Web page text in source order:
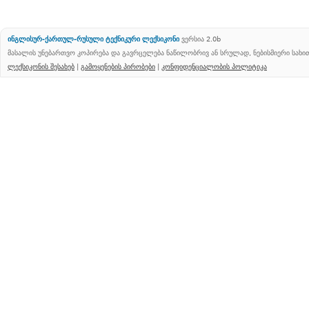
ინგლისურ-ქართულ-რუსული ტექნიკური ლექსიკონი ვერსია 2.0b
მასალის უნებართვო კოპირება და გავრცელება ნაწილობრივ ან სრულად, ნებისმიერი
ლექსიკონის შესახებ | გამოყენების პირობები | კონფიდენციალობის პოლიტიკა